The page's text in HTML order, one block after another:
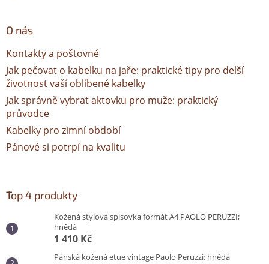
O nás
Kontakty a poštovné
Jak pečovat o kabelku na jaře: praktické tipy pro delší
životnost vaší oblíbené kabelky
Jak správně vybrat aktovku pro muže: praktický
průvodce
Kabelky pro zimní období
Pánové si potrpí na kvalitu
Top 4 produkty
Kožená stylová spisovka formát A4 PAOLO PERUZZI;
hnědá
1 410 Kč
Pánská kožená etue vintage Paolo Peruzzi; hnědá